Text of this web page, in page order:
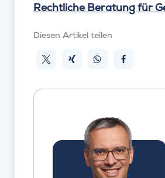
Rechtliche Beratung für
Diesen Artikel teilen